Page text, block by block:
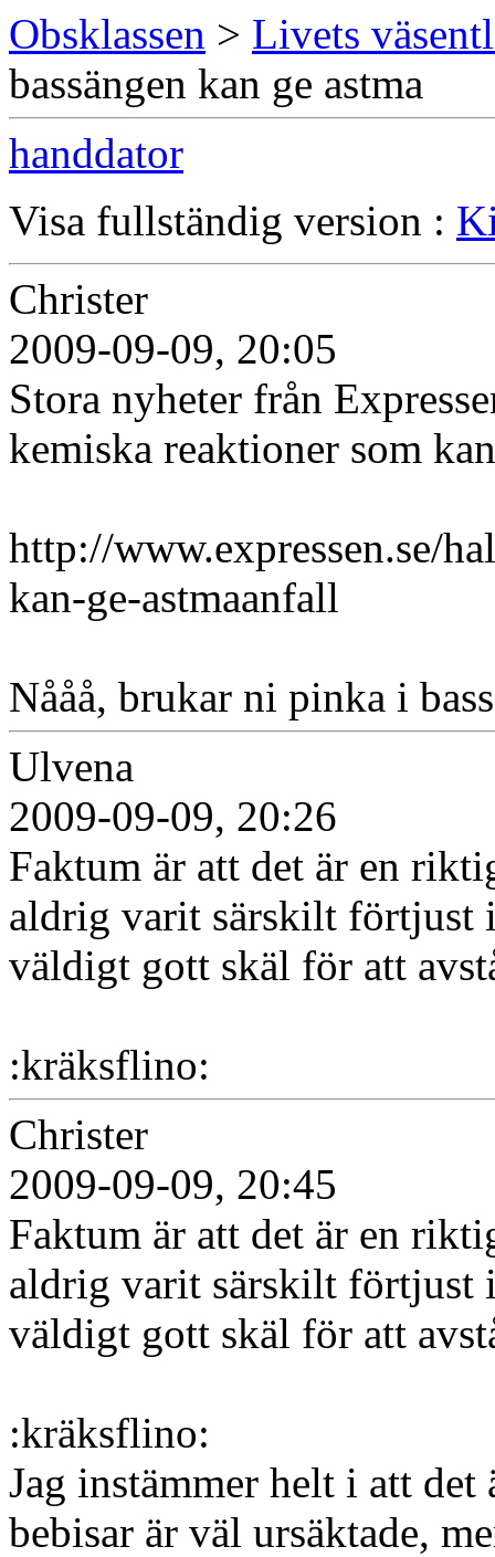
Obsklassen > Livets
bassängen kan ge astma
handdator
Visa fullständig version :
Christer
2009-09-09, 20:05
Stora nyheter från
kemiska reaktioner som
http://www.expressen.se/
kan-ge-astmaanfall
Nååå, brukar ni pinka i
Ulvena
2009-09-09, 20:26
Faktum är att det är en
aldrig varit särskilt förtjust
väldigt gott skäl för att
:kräksflino:
Christer
2009-09-09, 20:45
Faktum är att det är en
aldrig varit särskilt förtjust
väldigt gott skäl för att
:kräksflino:
Jag instämmer helt i att
bebisar är väl ursäktade,